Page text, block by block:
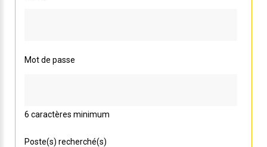
Mot de passe
6 caractères minimum
Poste(s) recherché(s)